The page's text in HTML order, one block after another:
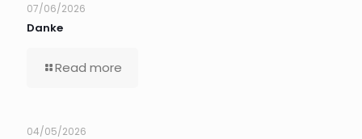
07/06/2026
Danke
Read more
04/05/2026